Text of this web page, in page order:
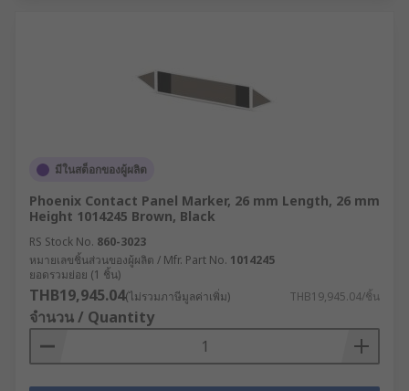
มีในสต็อกของผู้ผลิต
Phoenix Contact Panel Marker, 26 mm Length, 26 mm
Height 1014245 Brown, Black
RS Stock No. 860-3023
หมายเลขชิ้นส่วนของผู้ผลิต / Mfr. Part No. 1014245
ยอดรวมย่อย (1 ชิ้น)
THB19,945.04(ไม่รวมภาษีมูลค่าเพิ่ม) THB19,945.04/ชิ้น
จำนวน / Quantity